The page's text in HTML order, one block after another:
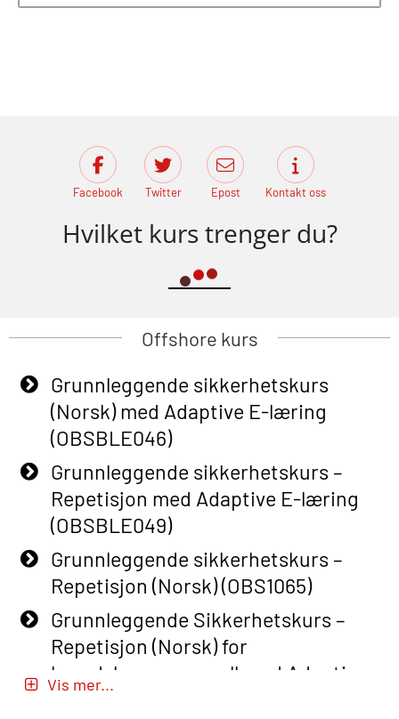
Facebook Twitter Epost Kontakt oss
Hvilket kurs trenger du?
Offshore kurs
Grunnleggende sikkerhetskurs
(Norsk) med Adaptive E-læring
(OBSBLE046)
Grunnleggende sikkerhetskurs –
Repetisjon med Adaptive E-læring
(OBSBLE049)
Grunnleggende sikkerhetskurs –
Repetisjon (Norsk) (OBS1065)
Grunnleggende Sikkerhetskurs –
Repetisjon (Norsk) for
beredskapspersonell med Adaptive
E-læring (OBSBLE051)
Vis mer...